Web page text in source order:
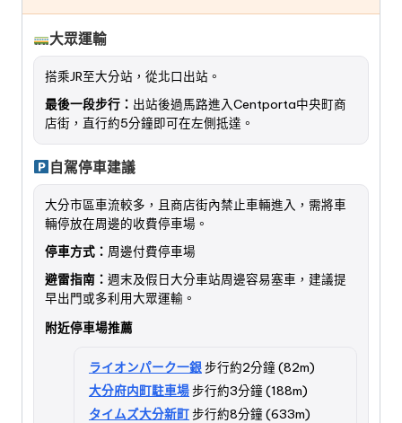
大眾運輸
搭乘JR至大分站，從北口出站。
最後一段步行： 出站後過馬路進入Centporta中央町商
店街，直行約5分鐘即可在左側抵達。
自駕停車建議
大分市區車流較多，且商店街內禁止車輛進入，需將車
輛停放在周邊的收費停車場。
停車方式： 周邊付費停車場
避雷指南： 週末及假日大分車站周邊容易塞車，建議提
早出門或多利用大眾運輸。
附近停車場推薦
ライオンパーク一銀步行約2分鐘 (82m)
大分府内町駐車場步行約3分鐘 (188m)
タイムズ大分新町步行約8分鐘 (633m)